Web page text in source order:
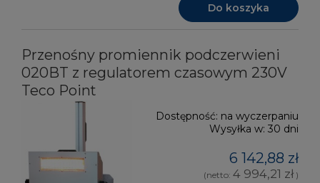
Do koszyka
Przenośny promiennik podczerwieni
020BT z regulatorem czasowym 230V
Teco Point
Dostępność: na wyczerpaniu
Wysyłka w: 30 dni
6 142,88 zł
(netto: 4 994,21 zł )